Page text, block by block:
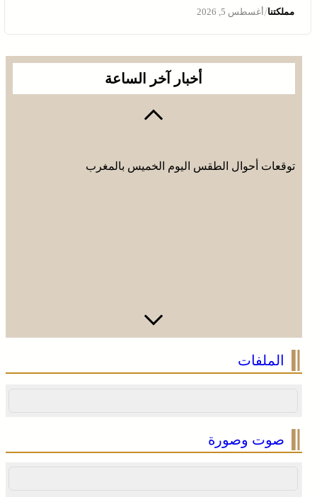
مملكتنا/أغسطس 5, 2026
أخبار آخر الساعة
توقعات أحوال الطقس اليوم الخميس بالمغرب
الملفات
صوت وصورة